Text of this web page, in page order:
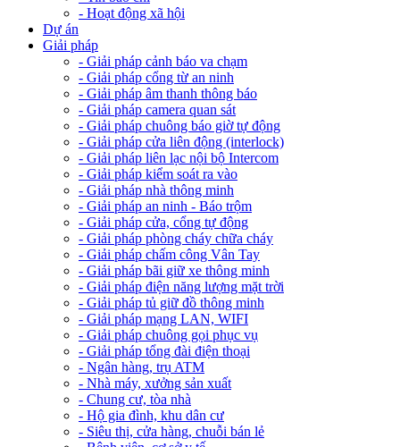
- Hoạt động xã hội
Dự án
Giải pháp
- Giải pháp cảnh báo va chạm
- Giải pháp cổng từ an ninh
- Giải pháp âm thanh thông báo
- Giải pháp camera quan sát
- Giải pháp chuông báo giờ tự động
- Giải pháp cửa liên động (interlock)
- Giải pháp liên lạc nội bộ Intercom
- Giải pháp kiểm soát ra vào
- Giải pháp nhà thông minh
- Giải pháp an ninh - Báo trộm
- Giải pháp cửa, cổng tự động
- Giải pháp phòng cháy chữa cháy
- Giải pháp chấm công Vân Tay
- Giải pháp bãi giữ xe thông minh
- Giải pháp điện năng lượng mặt trời
- Giải pháp tủ giữ đồ thông minh
- Giải pháp mạng LAN, WIFI
- Giải pháp chuông gọi phục vụ
- Giải pháp tổng đài điện thoại
- Ngân hàng, trụ ATM
- Nhà máy, xưởng sản xuất
- Chung cư, tòa nhà
- Hộ gia đình, khu dân cư
- Siêu thị, cửa hàng, chuỗi bán lẻ